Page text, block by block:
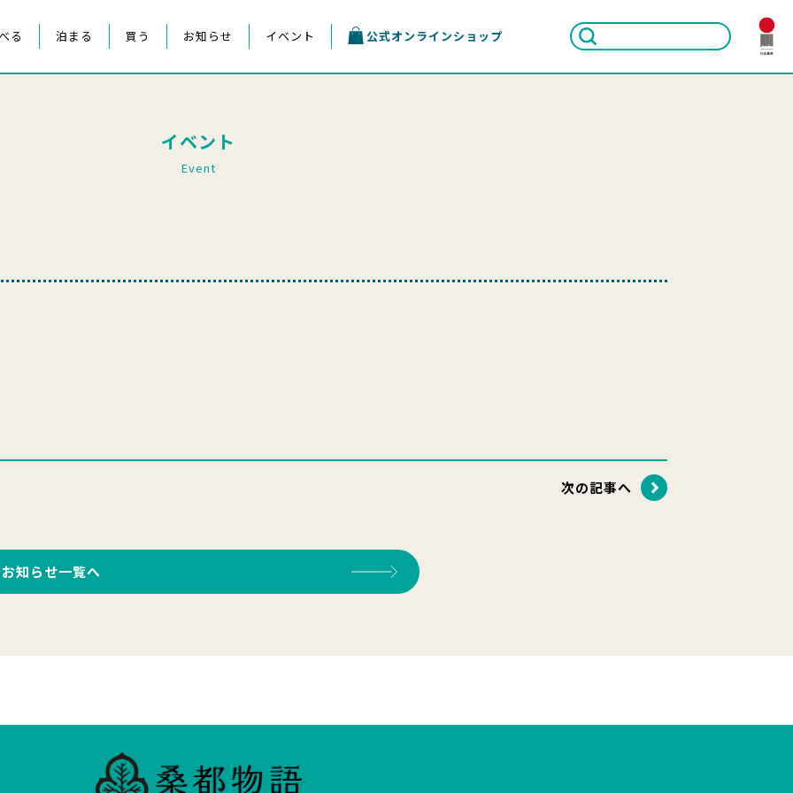
る 泊まる 買う お知らせ イベント 公式オンラインショップ
イベント
Event
次の記事へ
お知らせ一覧へ